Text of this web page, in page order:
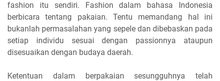
fashion itu sendiri. Fashion dalam bahasa Indonesia
berbicara tentang pakaian. Tentu memandang hal ini
bukanlah permasalahan yang sepele dan dibebaskan pada
setiap individu sesuai dengan passionnya ataupun
disesuaikan dengan budaya daerah.
Ketentuan dalam berpakaian sesungguhnya telah